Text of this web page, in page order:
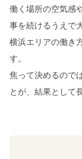
働く場所の空気感
事を続けるうえで
横浜エリアの働き
す。
焦って決めるので
とが、結果として